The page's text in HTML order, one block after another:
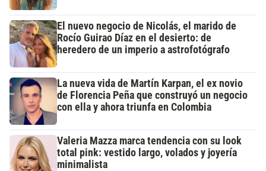
El nuevo negocio de Nicolás, el marido de
Rocío Guirao Díaz en el desierto: de
heredero de un imperio a astrofotógrafo
La nueva vida de Martín Karpan, el ex novio
de Florencia Peña que construyó un negocio
con ella y ahora triunfa en Colombia
Valeria Mazza marca tendencia con su look
total pink: vestido largo, volados y joyería
minimalista